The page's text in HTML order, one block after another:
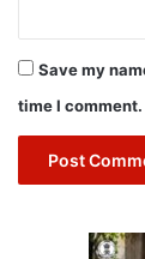
Save my
time I comment.